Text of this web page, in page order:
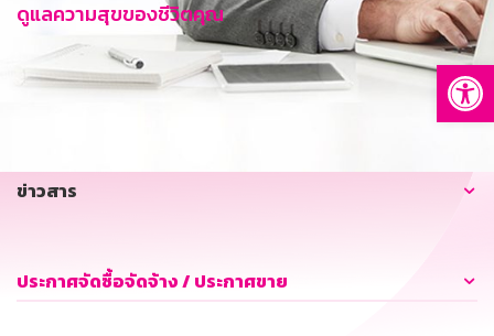
บริการทางการเงิน
อื่นๆ
ดูแลความสุขของชีวิตคุณ
ข่าวสาร
ประกาศจัดซื้อจัดจ้าง / ประกาศขาย